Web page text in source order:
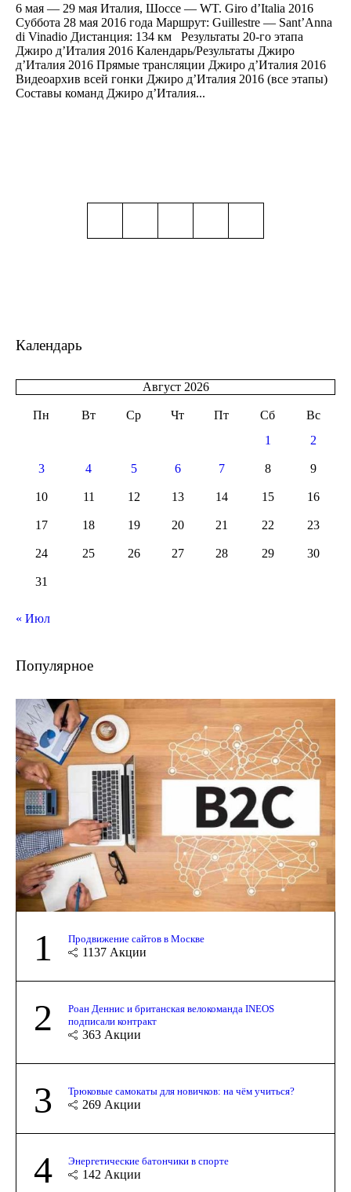
6 мая — 29 мая Италия, Шоссе — WT. Giro d’Italia 2016
Суббота 28 мая 2016 года Маршрут: Guillestre — Sant’Anna
di Vinadio Дистанция: 134 км Результаты 20-го этапа
Джиро д’Италия 2016 Календарь/Результаты Джиро
д’Италия 2016 Прямые трансляции Джиро д’Италия 2016
Видеоархив всей гонки Джиро д’Италия 2016 (все этапы)
Составы команд Джиро д’Италия...
Календарь
Август 2026
Пн Вт Ср Чт Пт Сб
Вс
1
2
3 4 5 6 7 8 9
10 11 12 13 14 15 16
17 18 19 20 21 22 23
24 25 26 27 28 29 30
31
« Июл
Популярное
1 Продвижение сайтов в Москве
1137 Акции
2
Роан Деннис и британская велокоманда INEOS
подписали контракт
363 Акции
3 Трюковые самокаты для новичков: на чём учиться?
269 Акции
4 Энергетические батончики в спорте
142 Акции